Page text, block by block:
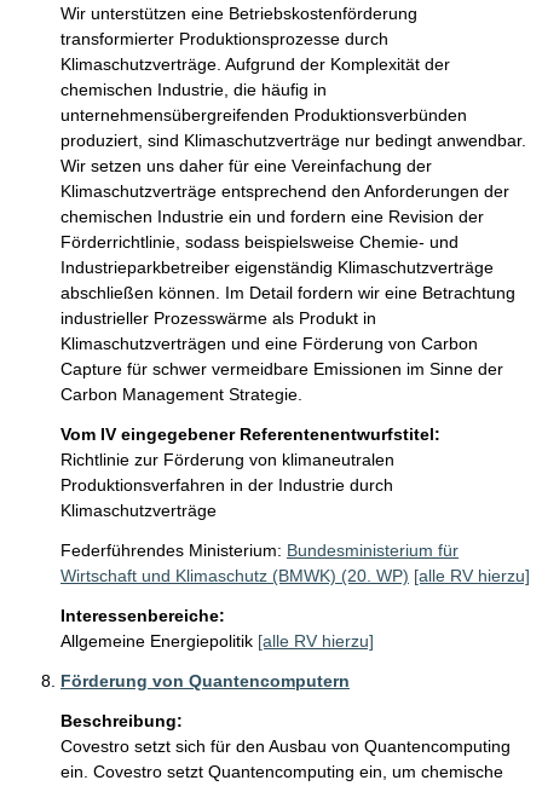
Wir unterstützen eine Betriebskostenförderung
transformierter Produktionsprozesse durch
Klimaschutzverträge. Aufgrund der Komplexität der
chemischen Industrie, die häufig in
unternehmensübergreifenden Produktionsverbünden
produziert, sind Klimaschutzverträge nur bedingt anwendbar.
Wir setzen uns daher für eine Vereinfachung der
Klimaschutzverträge entsprechend den Anforderungen der
chemischen Industrie ein und fordern eine Revision der
Förderrichtlinie, sodass beispielsweise Chemie- und
Industrieparkbetreiber eigenständig Klimaschutzverträge
abschließen können. Im Detail fordern wir eine Betrachtung
industrieller Prozesswärme als Produkt in
Klimaschutzverträgen und eine Förderung von Carbon
Capture für schwer vermeidbare Emissionen im Sinne der
Carbon Management Strategie.
Vom IV eingegebener Referentenentwurfstitel:
Richtlinie zur Förderung von klimaneutralen
Produktionsverfahren in der Industrie durch
Klimaschutzverträge
Federführendes Ministerium: Bundesministerium für
Wirtschaft und Klimaschutz (BMWK) (20. WP) [alle RV hierzu]
Interessenbereiche:
Allgemeine Energiepolitik [alle RV hierzu]
Förderung von Quantencomputern
Beschreibung:
Covestro setzt sich für den Ausbau von Quantencomputing
ein. Covestro setzt Quantencomputing ein, um chemische